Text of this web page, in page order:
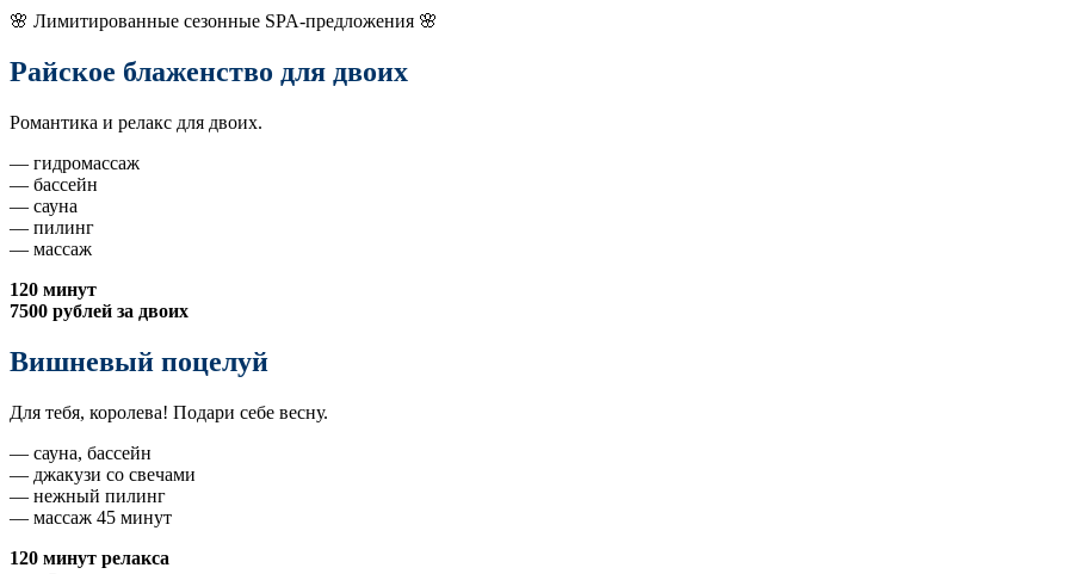
🌸 Лимитированные сезонные SPA-предложения 🌸
Райское блаженство для двоих
Романтика и релакс для двоих.
— гидромассаж
— бассейн
— сауна
— пилинг
— массаж
120 минут
7500 рублей за двоих
Вишневый поцелуй
Для тебя, королева! Подари себе весну.
— сауна, бассейн
— джакузи со свечами
— нежный пилинг
— массаж 45 минут
120 минут релакса